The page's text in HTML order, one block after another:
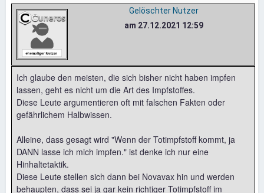
Gelöschter Nutzer
am 27.12.2021 12:59
Ich glaube den meisten, die sich bisher nicht haben impfen
lassen, geht es nicht um die Art des Impfstoffes.
Diese Leute argumentieren oft mit falschen Fakten oder
gefährlichem Halbwissen.
Alleine, dass gesagt wird "Wenn der Totimpfstoff kommt, ja
DANN lasse ich mich impfen." ist denke ich nur eine
Hinhaltetaktik.
Diese Leute stellen sich dann bei Novavax hin und werden
behaupten, dass sei ja gar kein richtiger Totimpfstoff im